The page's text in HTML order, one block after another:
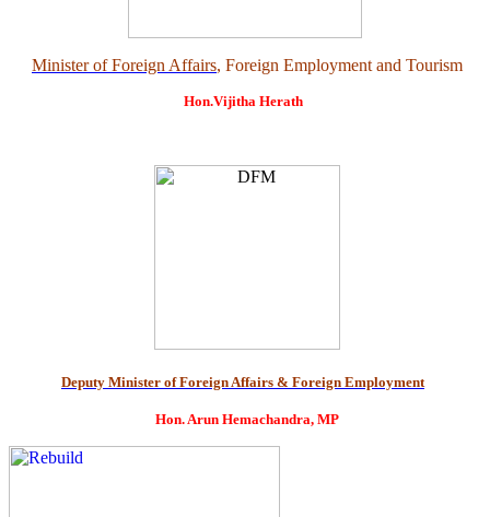
Minister of Foreign Affairs, Foreign Employment and Tourism
Hon.Vijitha Herath
Deputy Minister of Foreign Affairs & Foreign Employment
Hon. Arun Hemachandra, MP